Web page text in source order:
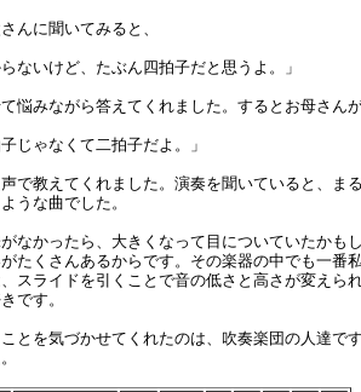
んに聞いてみると、
ないけど、たぶん四拍子だと思うよ。」
悩みながら答えてくれました。するとお母さん
じゃなくて二拍子だよ。」
で教えてくれました。演奏を聞いていると、ま
うな曲でした。
なかったら、大きくなって目についていたかも
たくさんあるからです。その楽器の中でも一番
スライドを引くことで音の低さと高さが変えら
です。
とを気づかせてくれたのは、吹奏楽団の人達で